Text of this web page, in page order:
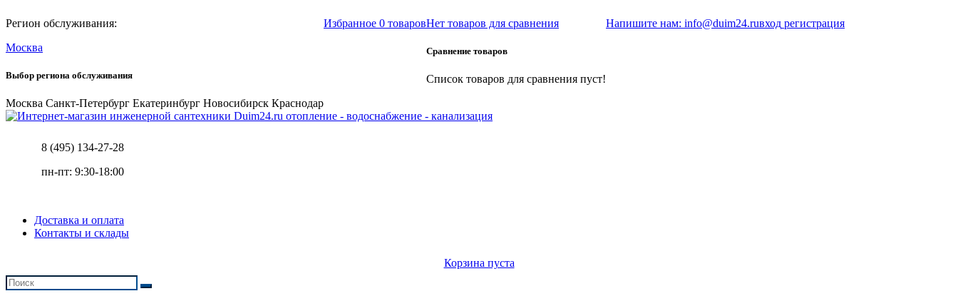
Регион обслуживания:
Москва
Выбор региона обслуживания
Москва Санкт-Петербург Екатеринбург Новосибирск Краснодар
Избранное 0 товаровНет товаров для сравнения
Сравнение товаров
Список товаров для сравнения пуст!
Напишите нам: info@duim24.ruвход регистрация
отопление - водоснабжение - канализация
8 (495) 134-27-28
пн-пт: 9:30-18:00
Доставка и оплата
Контакты и склады
Корзина пуста